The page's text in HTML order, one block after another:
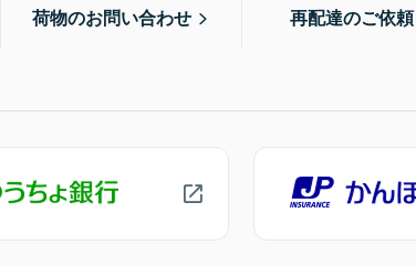
荷物のお問い合わせ 再配達のご依頼